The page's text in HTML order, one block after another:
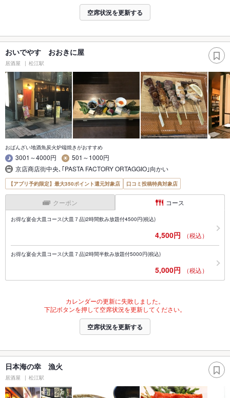
空席状況を更新する
おいでやす おおきに屋
居酒屋 松江駅
おばんざい地酒魚炭火炉端焼きがおすすめ
3001～4000円
501～1000円
京店商店街中央､｢PASTA FACTORY ORTAGGIO｣向かい
【アプリ予約限定】最大350ポイント還元対象店 口コミ投稿特典対象店
クーポン コース
お得な宴会大皿コース(大皿７品)2時間飲み放題付4500円(税込)
4,500円 （税込）
お得な宴会大皿コース(大皿７品)2時間半飲み放題付5000円(税込)
5,000円 （税込）
カレンダーの更新に失敗しました。
下記ボタンを押して空席状況を更新してください。
空席状況を更新する
日本海の幸 漁火
居酒屋 松江駅